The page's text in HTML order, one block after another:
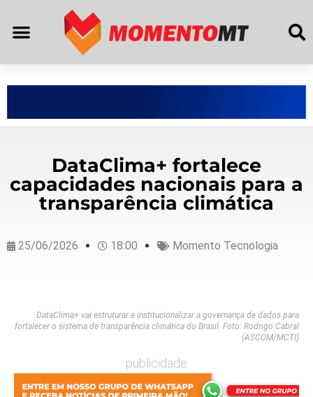
DataClima+ fortalece
capacidades nacionais para a
transparência climática
25/06/2026 18:00 Momento Tecnologia
DataClima+ vai estruturar e institucionalizar a governança de dados para
fortalecer o sistema de transparência climática do Brasil. Foto: Rodrigo Cabral
(ASCOM/MCTI)
publicidade